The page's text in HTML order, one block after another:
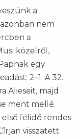
a
nem
a
közelről,
egy
2–1. A 32.
Alieseit, majd
ment mellé.
félidő rendes
visszatett